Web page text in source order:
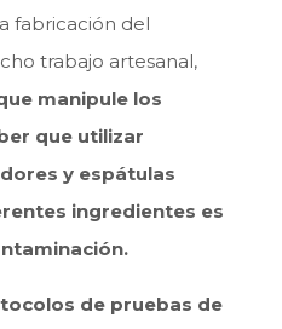
fabricación del
trabajo artesanal,
manipule los
que utilizar
y espátulas
ingredientes es
de pruebas de